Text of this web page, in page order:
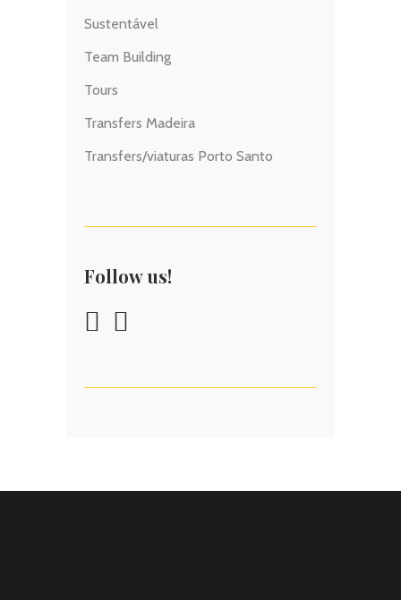
Sustentável
Team Building
Tours
Transfers Madeira
Transfers/viaturas Porto Santo
Follow us!